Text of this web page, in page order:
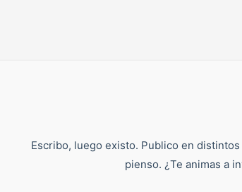
Escribo, luego existo. Publico en
pienso. ¿Te animas a